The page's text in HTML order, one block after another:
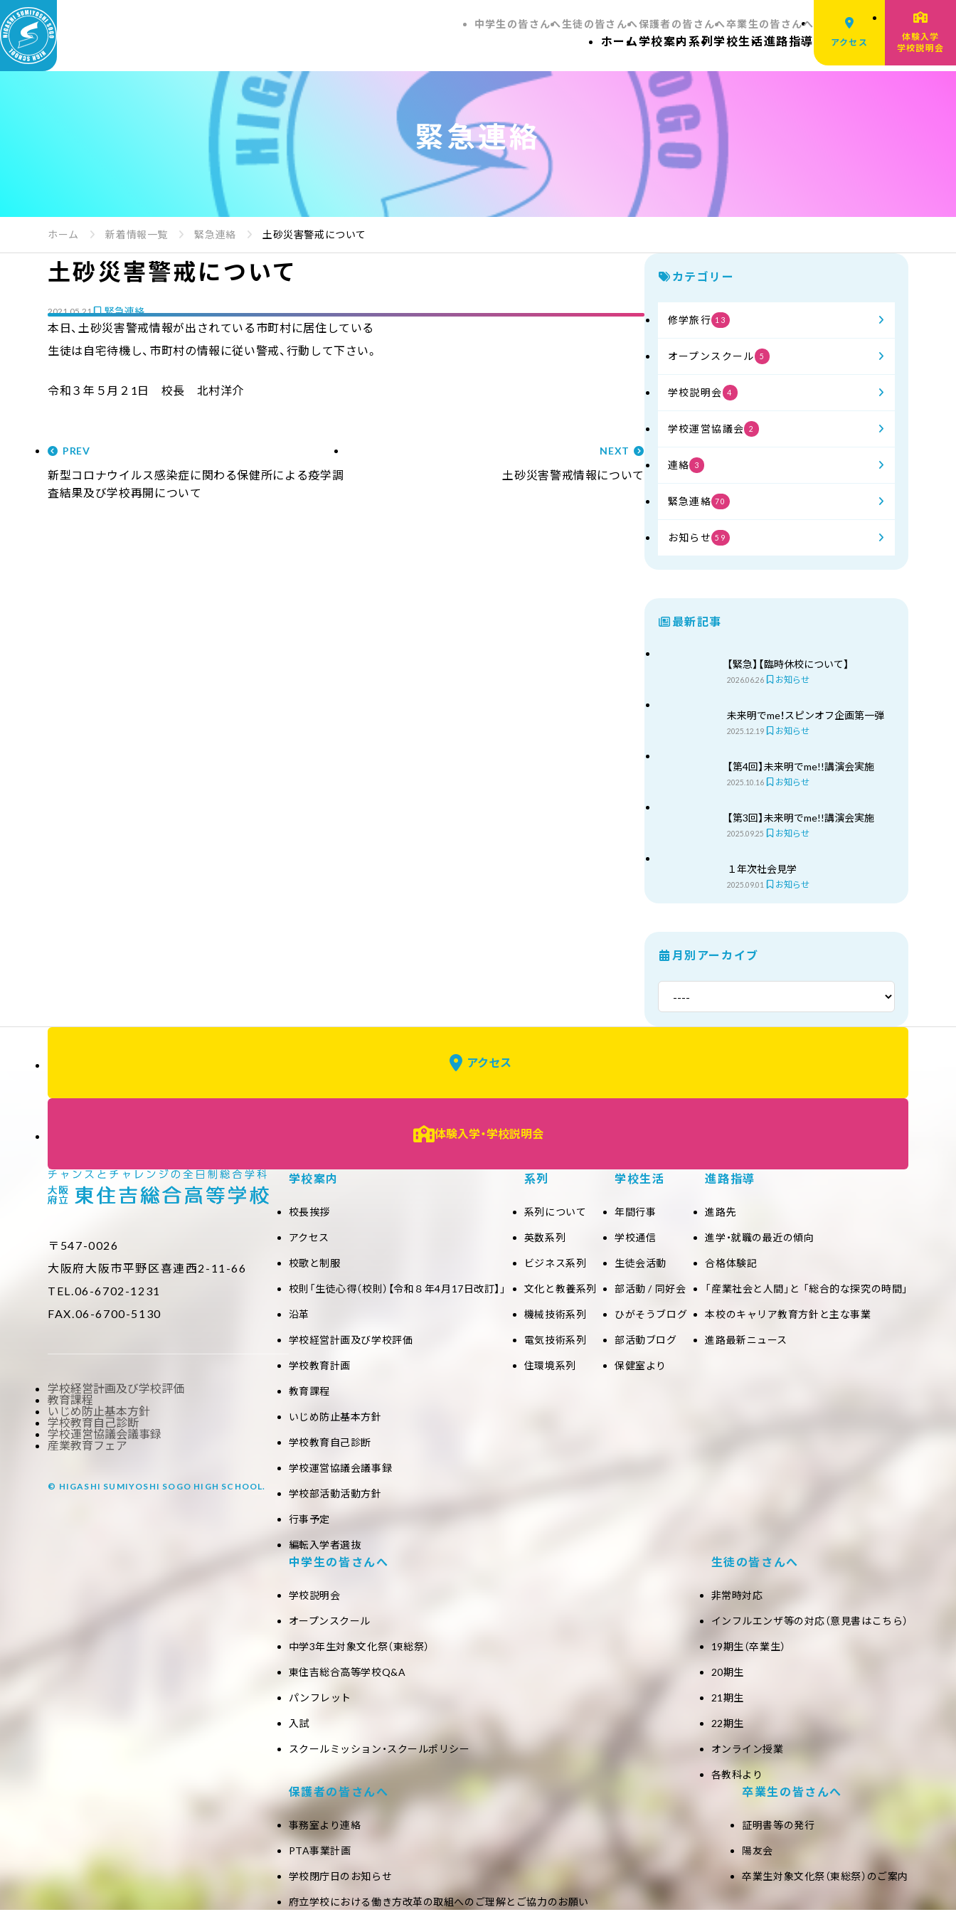
中学生の皆さんへ生徒の皆さんへ保護者の皆さんへ卒業生の皆さんへ
ホーム 学校案内 系列学校生活進路指導 アクセス
体験入学
学校説明会
緊急連絡
ホーム 新着情報一覧 緊急連絡 土砂災害警戒について
土砂災害警戒について
2021.05.21 緊急連絡
本日、土砂災害警戒情報が出されている市町村に居住している
生徒は自宅待機し、市町村の情報に従い警戒、行動して下さい。
令和３年５月２1日 校長 北村洋介
PREV
新型コロナウイルス感染症に関わる保健所による疫学調
査結果及び学校再開について
NEXT
土砂災害警戒情報について
カテゴリー
修学旅行 13
オープンスクール 5
学校説明会 4
学校運営協議会 2
連絡 3
緊急連絡 70
お知らせ 59
最新記事
【緊急】【臨時休校について】
2026.06.26 お知らせ
未来明でme！スピンオフ企画第一弾
2025.12.19 お知らせ
【第4回】未来明でme!!講演会実施
2025.10.16 お知らせ
【第3回】未来明でme!!講演会実施
2025.09.25 お知らせ
１年次社会見学
2025.09.01 お知らせ
月別アーカイブ
アクセス
体験入学・学校説明会
学校案内
校長挨拶
アクセス
校歌と制服
校則「生徒心得（校則）【令和８年4月17日改訂】」
沿革
学校経営計画及び学校評価
学校教育計画
教育課程
いじめ防止基本方針
学校教育自己診断
学校運営協議会議事録
学校部活動活動方針
行事予定
編転入学者選抜
系列
系列について
英数系列
ビジネス系列
文化と教養系列
機械技術系列
電気技術系列
住環境系列
学校生活
年間行事
学校通信
生徒会活動
部活動 / 同好会
ひがそうブログ
部活動ブログ
保健室より
進路指導
進路先
進学・就職の最近の傾向
合格体験記
「産業社会と人間」と 「総合的な探究の時間」
本校のキャリア教育方針と主な事業
進路最新ニュース
中学生の皆さんへ
学校説明会
オープンスクール
中学3年生対象文化祭（東総祭）
東住吉総合高等学校Q&A
パンフレット
入試
スクールミッション・スクールポリシー
生徒の皆さんへ
非常時対応
インフルエンザ等の対応（意見書はこちら）
19期生（卒業生）
20期生
21期生
22期生
オンライン授業
各教科より
保護者の皆さんへ
事務室より連絡
PTA事業計画
学校閉庁日のお知らせ
府立学校における働き方改革の取組へのご理解とご協力のお願い
卒業生の皆さんへ
証明書等の発行
陽友会
卒業生対象文化祭（東総祭）のご案内
〒547-0026
大阪府大阪市平野区喜連西2-11-66
TEL.06-6702-1231
FAX.06-6700-5130
学校経営計画及び学校評価
教育課程
いじめ防止基本方針
学校教育自己診断
学校運営協議会議事録
産業教育フェア
© HIGASHI SUMIYOSHI SOGO HIGH SCHOOL.